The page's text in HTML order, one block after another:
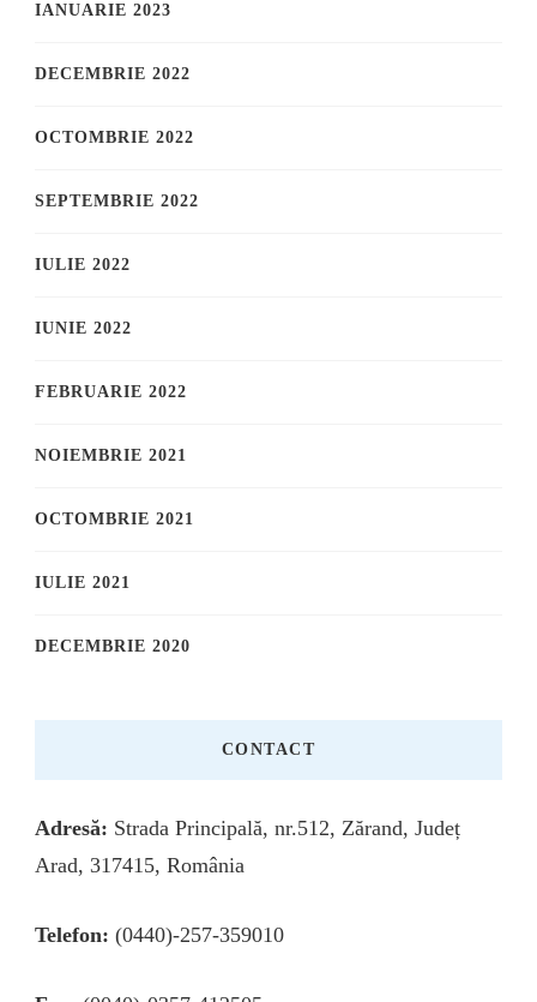
IANUARIE 2023
DECEMBRIE 2022
OCTOMBRIE 2022
SEPTEMBRIE 2022
IULIE 2022
IUNIE 2022
FEBRUARIE 2022
NOIEMBRIE 2021
OCTOMBRIE 2021
IULIE 2021
DECEMBRIE 2020
CONTACT
Adresă: Strada Principală, nr.512, Zărand, Județ
Arad, 317415, România
Telefon: (0440)-257-359010